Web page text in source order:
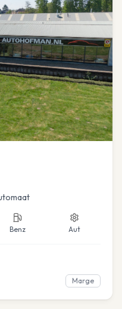
Benz Aut
Marge